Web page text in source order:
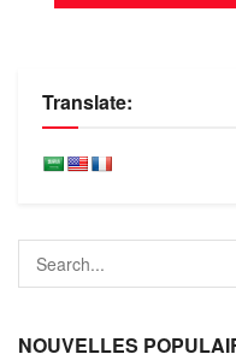
Translate:
NOUVELLES